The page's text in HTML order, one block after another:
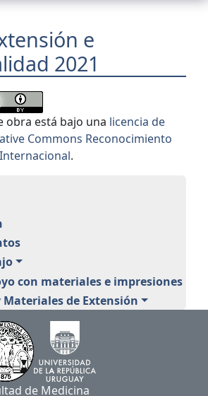
y Desarrollo de la
Actividades en el
con materiales e impresiones
de Extensión
e
2021
obra está bajo una licencia de
Commons Reconocimiento
.
de Medicina